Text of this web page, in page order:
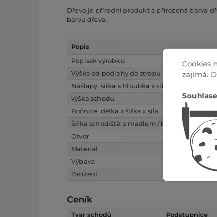
Dřevo je přírodní produkt a přirozená barva
barvu dřeva.
Popis
Popisek výrobku
Výška od podlahy do stropu
Nášlapy: šířka x hloubka x síla
výška schodu
Bočnice: délka x šířka x síla
Šířka schodiště: s madlem / bez madla
Otvor
Materiál
Výbava
Zatížení
Ceník
Tvar schodů
Podstupnice
Cookies
zajímá.